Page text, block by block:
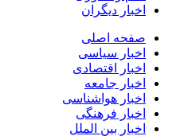
اخبار دیگران
صفحه اصلی
اخبار سیاسی
اخبار اقتصادی
اخبار جامعه
اخبار هواشناسی
اخبار فرهنگی
اخبار بین الملل